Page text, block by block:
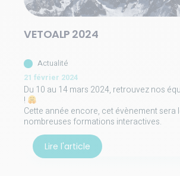
VETOALP 2024
Actualité
21 février 2024
Du 10 au 14 mars 2024, retrouvez nos
!
Cette année encore, cet évènement sera
nombreuses formations interactives.
Lire l'article